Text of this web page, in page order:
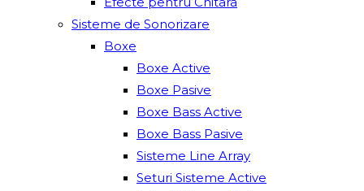
Sisteme de Sonorizare
Boxe
Boxe Active
Boxe Pasive
Boxe Bass Active
Boxe Bass Pasive
Sisteme Line Array
Seturi Sisteme Active